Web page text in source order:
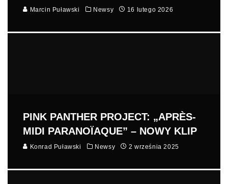
Marcin Puławski Newsy 16 lutego 2026
PINK PANTHER PROJECT: „APRÈS-
MIDI PARANOÏAQUE” – NOWY KLIP
Konrad Puławski Newsy 2 września 2025